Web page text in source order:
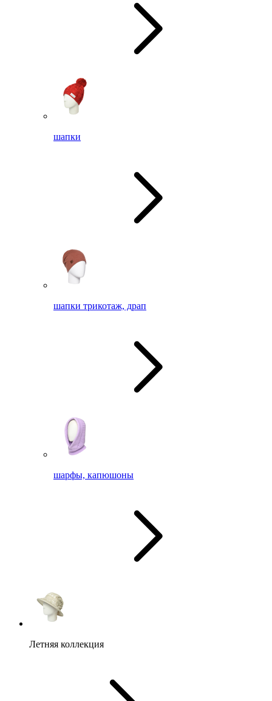
шапки
шапки трикотаж, драп
шарфы, капюшоны
Летняя коллекция